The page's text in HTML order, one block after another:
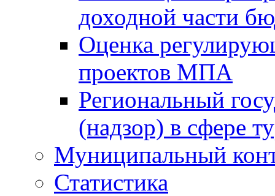
доходной части
Оценка
проектов МПА
Региональный
(надзор) в сфере
Муниципальный
Статистика